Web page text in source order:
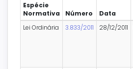
Espécie
Normativa
Número Data
Lei Ordinária
3.833/2011 28/12/2011